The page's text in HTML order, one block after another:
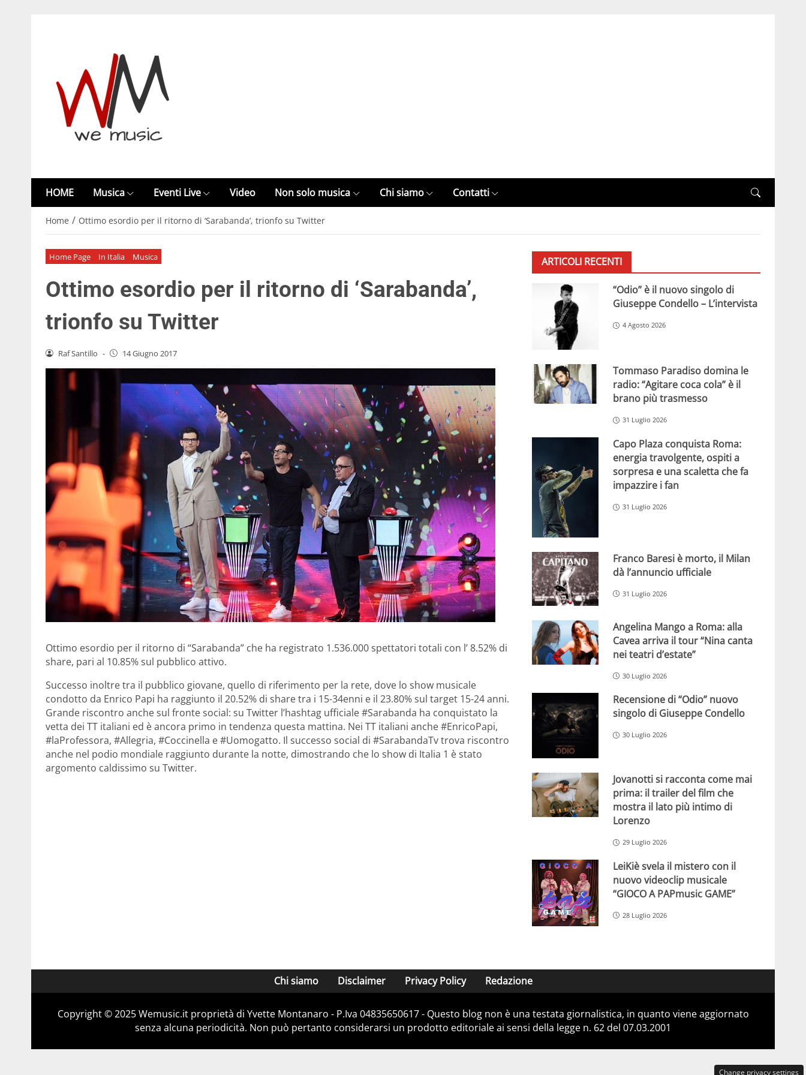
HOME Musica Eventi Live Video Non solo musica Chi siamo Contatti
Home / Ottimo esordio per il ritorno di ‘Sarabanda’, trionfo su Twitter
Home Page In Italia Musica
Ottimo esordio per il ritorno di ‘Sarabanda’,
trionfo su Twitter
Raf Santillo - 14 Giugno 2017
Ottimo esordio per il ritorno di “Sarabanda” che ha registrato 1.536.000 spettatori totali con l’ 8.52% di
share, pari al 10.85% sul pubblico attivo.
Successo inoltre tra il pubblico giovane, quello di riferimento per la rete, dove lo show musicale
condotto da Enrico Papi ha raggiunto il 20.52% di share tra i 15-34enni e il 23.80% sul target 15-24 anni.
Grande riscontro anche sul fronte social: su Twitter l’hashtag ufficiale #Sarabanda ha conquistato la
vetta dei TT italiani ed è ancora primo in tendenza questa mattina. Nei TT italiani anche #EnricoPapi,
#laProfessora, #Allegria, #Coccinella e #Uomogatto. Il successo social di #SarabandaTv trova riscontro
anche nel podio mondiale raggiunto durante la notte, dimostrando che lo show di Italia 1 è stato
argomento caldissimo su Twitter.
ARTICOLI RECENTI
“Odio” è il nuovo singolo di
Giuseppe Condello – L’intervista
4 Agosto 2026
Tommaso Paradiso domina le
radio: “Agitare coca cola” è il
brano più trasmesso
31 Luglio 2026
Capo Plaza conquista Roma:
energia travolgente, ospiti a
sorpresa e una scaletta che fa
impazzire i fan
31 Luglio 2026
Franco Baresi è morto, il Milan
dà l’annuncio ufficiale
31 Luglio 2026
Angelina Mango a Roma: alla
Cavea arriva il tour “Nina canta
nei teatri d’estate”
30 Luglio 2026
Recensione di “Odio” nuovo
singolo di Giuseppe Condello
30 Luglio 2026
Jovanotti si racconta come mai
prima: il trailer del film che
mostra il lato più intimo di
Lorenzo
29 Luglio 2026
LeiKiè svela il mistero con il
nuovo videoclip musicale
“GIOCO A PAPmusic GAME”
28 Luglio 2026
Chi siamo Disclaimer Privacy Policy Redazione
Copyright © 2025 Wemusic.it proprietà di Yvette Montanaro - P.Iva 04835650617 - Questo blog non è una testata giornalistica, in quanto viene aggiornato
senza alcuna periodicità. Non può pertanto considerarsi un prodotto editoriale ai sensi della legge n. 62 del 07.03.2001
Change privacy settings